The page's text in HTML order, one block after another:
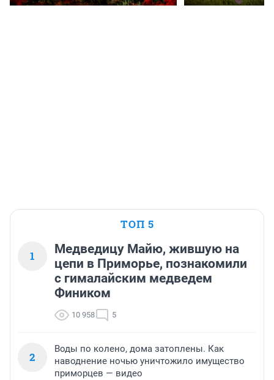
ТОП 5
1
Медведицу Майю, жившую на
цепи в Приморье, познакомили
с гималайским медведем
Фиником
10 958 5
2
Воды по колено, дома затоплены. Как
наводнение ночью уничтожило имущество
приморцев — видео